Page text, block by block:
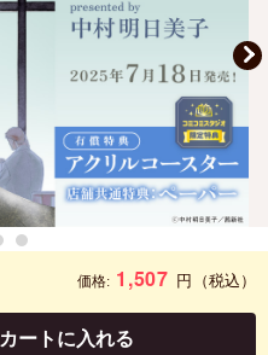
価格: 1,507 円 （税込）
カートに入れる